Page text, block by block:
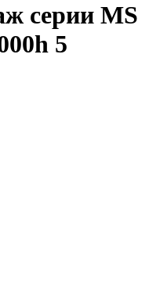
серии MS
5